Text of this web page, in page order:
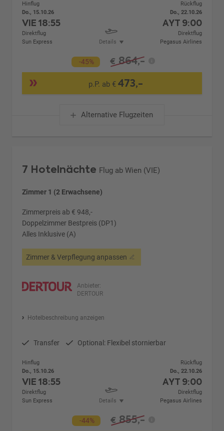
Hinflug
Do., 15.10.26
VIE18:55
Direktflug
Sun Express
Details
Rückflug
Do., 22.10.26
AYT 9:00
Direktflug
Pegasus Airlines
-45% € 864,-
p.P. ab € 473,-
Alternative Flugzeiten
7 Hotelnächte Flug ab Wien (VIE)
Zimmer 1 (2 Erwachsene)
Zimmerpreis ab € 948,-
Doppelzimmer Bestpreis (DP1)
Alles Inklusive (A)
Zimmer & Verpflegung anpassen
Anbieter:
DERTOUR
Hotelbeschreibung anzeigen
Transfer Optional: Flexibel stornierbar
Hinflug
Do., 15.10.26
VIE18:55
Direktflug
Sun Express
Details
Rückflug
Do., 22.10.26
AYT 9:00
Direktflug
Pegasus Airlines
-44% € 855,-